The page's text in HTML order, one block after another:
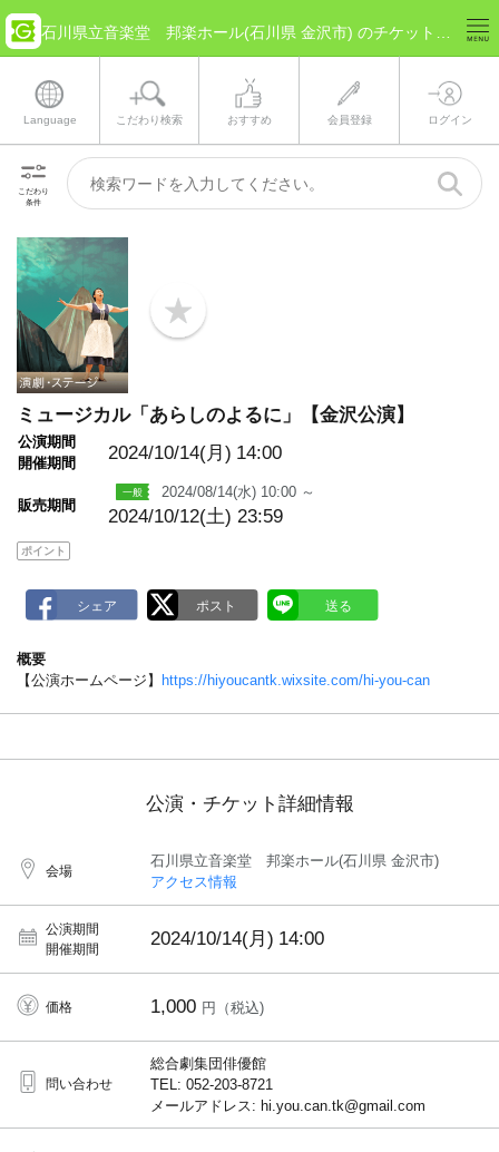
Language こだわり検索 おすすめ 会員登録 ログイン
こだわり
条件
b
o
a
r
ミュージカル「あらしのよるに」【金沢公演】
公演期間
開催期間
2024/10/14(月) 14:00
販売期間
2024/08/14(水) 10:00 ～
2024/10/12(土) 23:59
ポイント
概要
【公演ホームページ】
https://hiyoucantk.wixsite.com/hi-you-can
公演・チケット詳細情報
会場
石川県立音楽堂 邦楽ホール(石川県 金沢市)
アクセス情報
公演期間
開催期間
2024/10/14(月) 14:00
価格 1,000 円（税込)
問い合わせ
総合劇集団俳優館
TEL: 052-203-8721
メールアドレス: hi.you.can.tk@gmail.com